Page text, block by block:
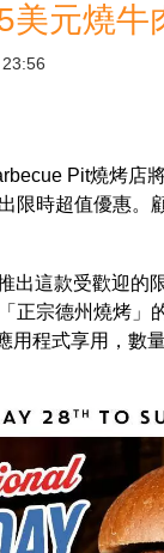
美元燒
Pit燒烤店
限時超值優惠。
出這款受歡迎的
正宗德州燒烤
用程式享用，數